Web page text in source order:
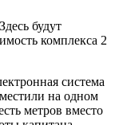
будут
комплекса 2
система
на одном
метров вместо